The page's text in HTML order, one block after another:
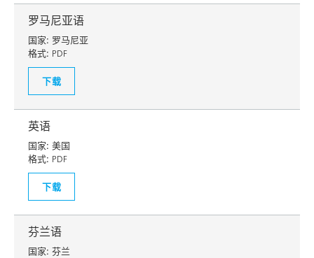
罗马尼亚语
国家: 罗马尼亚
格式: PDF
下载
英语
国家: 美国
格式: PDF
下载
芬兰语
国家: 芬兰